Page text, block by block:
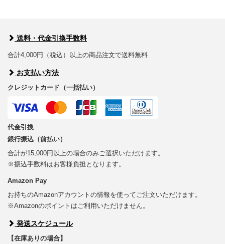
送料・代金引換手数料
合計4,000円（税込）以上の商品注文で送料無料
お支払い方法
クレジットカード（一括払い）
代金引換
銀行振込（前払い）
合計が15,000円以上の場合のみご選択いただけます。
※振込手数料はお客様負担となります。
Amazon Pay
お持ちのAmazonアカウントの情報を使ってご注文いただけます。
※Amazonのポイントはご利用いただけません。
発送スケジュール
【在庫ありの場合】